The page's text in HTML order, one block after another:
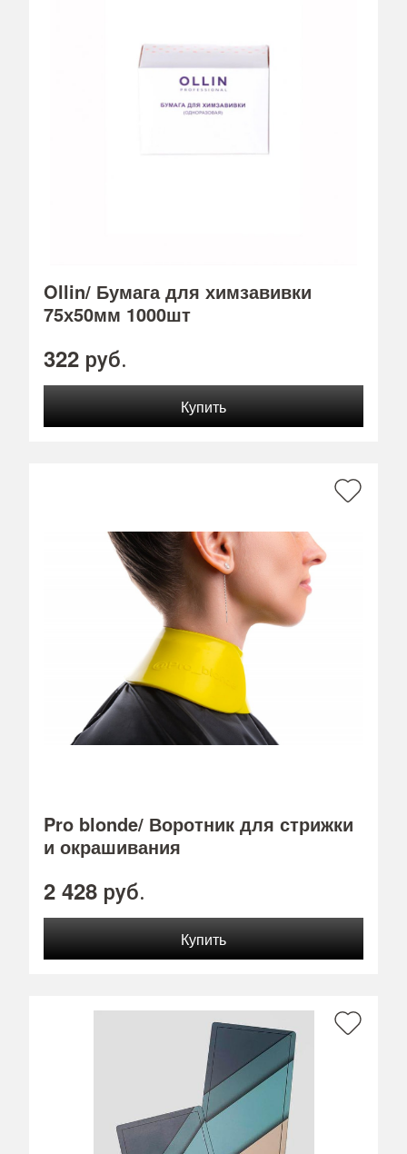
Ollin/ Бумага для химзавивки
75х50мм 1000шт
322 руб.
Pro blonde/ Воротник для стрижки
и окрашивания
2 428 руб.